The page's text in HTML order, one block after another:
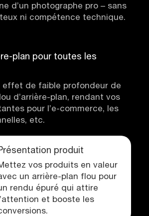
d’un photographe pro – sans
ni compétence technique.
plan pour toutes les
effet de faible profondeur de
d’arrière-plan, rendant vos
pour l’e-commerce, les
etc.
produit
vos produits en valeur
un arrière-plan flou pour
rendu épuré qui attire
et booste les